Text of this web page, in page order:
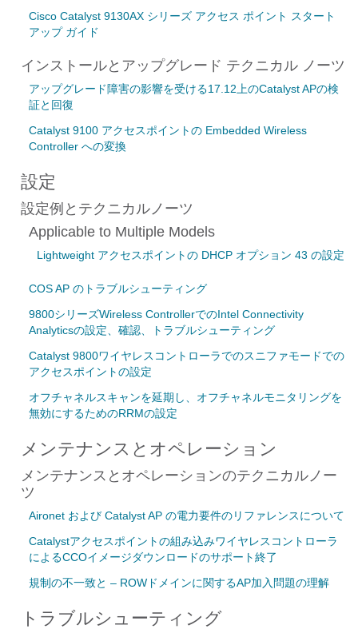
Cisco Catalyst 9130AX シリーズ アクセス ポイント スタート
アップ ガイド
インストールとアップグレード テクニカル ノーツ
アップグレード障害の影響を受ける17.12上のCatalyst APの検
証と回復
Catalyst 9100 アクセスポイントの Embedded Wireless
Controller への変換
設定
設定例とテクニカルノーツ
Applicable to Multiple Models
Lightweight アクセスポイントの DHCP オプション 43 の設定
COS AP のトラブルシューティング
9800シリーズWireless ControllerでのIntel Connectivity
Analyticsの設定、確認、トラブルシューティング
Catalyst 9800ワイヤレスコントローラでのスニファモードでの
アクセスポイントの設定
オフチャネルスキャンを延期し、オフチャネルモニタリングを
無効にするためのRRMの設定
メンテナンスとオペレーション
メンテナンスとオペレーションのテクニカルノー
ツ
Aironet および Catalyst AP の電力要件のリファレンスについて
Catalystアクセスポイントの組み込みワイヤレスコントローラ
によるCCOイメージダウンロードのサポート終了
規制の不一致と – ROWドメインに関するAP加入問題の理解
トラブルシューティング